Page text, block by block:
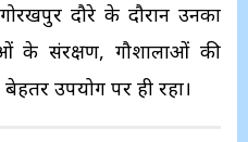
दौरे के दौरान उनका
के संरक्षण, गौशालाओं की
उपयोग पर ही रहा।